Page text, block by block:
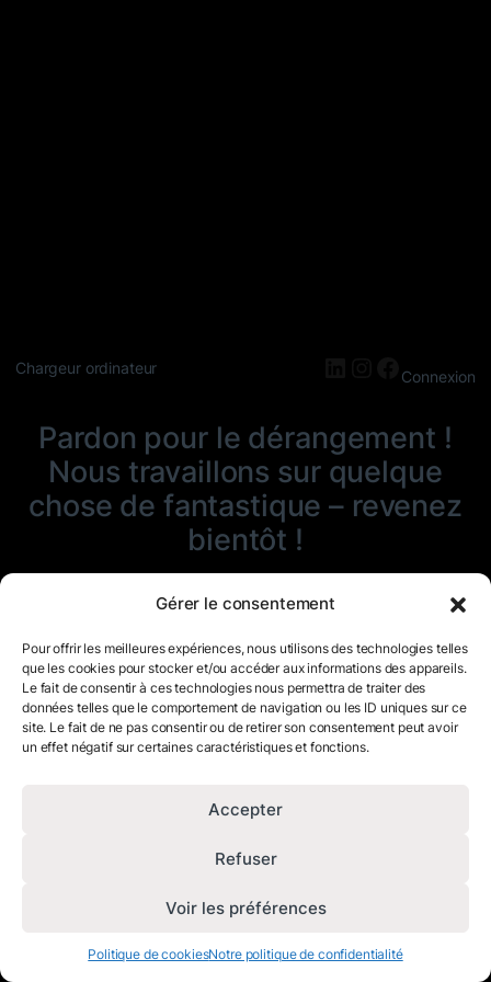
Gérer le consentement
Pour offrir les meilleures expériences, nous utilisons des technologies telles
que les cookies pour stocker et/ou accéder aux informations des appareils.
Le fait de consentir à ces technologies nous permettra de traiter des
données telles que le comportement de navigation ou les ID uniques sur ce
site. Le fait de ne pas consentir ou de retirer son consentement peut avoir
un effet négatif sur certaines caractéristiques et fonctions.
Accepter
Refuser
Voir les préférences
Politique de cookiesNotre politique de confidentialité
Chargeur ordinateur LinkedIn
Instagram
Connexion
Pardon pour le dérangement !
Nous travaillons sur quelque
chose de fantastique – revenez
bientôt !